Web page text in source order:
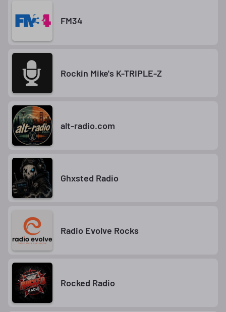
FM34
Rockin Mike's K-TRIPLE-Z
alt-radio.com
Ghxsted Radio
Radio Evolve Rocks
Rocked Radio